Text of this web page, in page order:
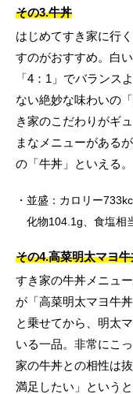
その3.牛丼
はじめてすき家に行
すのがおすすめ。白
「4：1」でバランス
ない絶妙な味わいの
き家のこだわりがギ
まなメニューがある
の「牛丼」といえる。
並盛：カロリー
化物104.1g、食塩相
その4.高菜明太マヨ牛
すき家の牛丼メニュ
が「高菜明太マヨ牛
と乗せてから、明太
いる一品。非常にこ
家の牛丼との相性は
満足したい」という